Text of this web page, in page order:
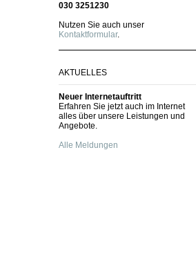
030 3251230
Nutzen Sie auch unser
Kontaktformular.
AKTUELLES
Neuer Internetauftritt
Erfahren Sie jetzt auch im Internet
alles über unsere Leistungen und
Angebote.
Alle Meldungen